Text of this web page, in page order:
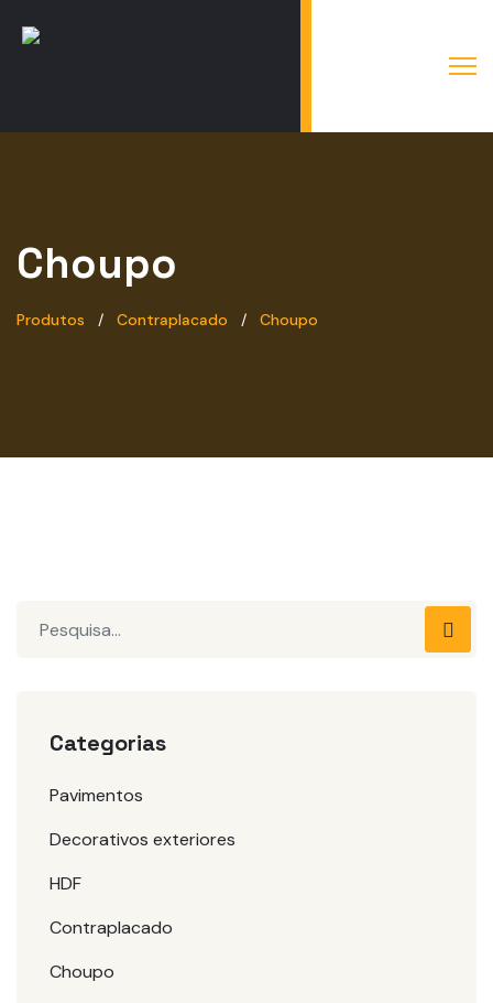
Choupo
Produtos Contraplacado Choupo
Categorias
Pavimentos
Decorativos exteriores
HDF
Contraplacado
Choupo